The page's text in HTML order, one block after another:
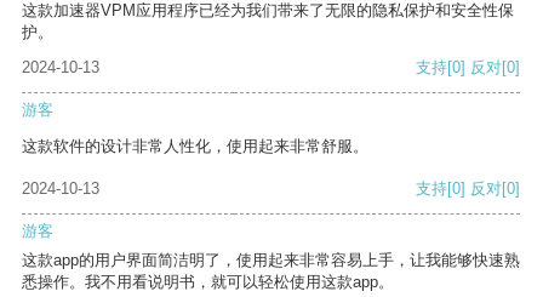
这款加速器VPM应用程序已经为我们带来了无限的隐私保护和安全性保
护。
2024-10-13
支持[0] 反对[0]
游客
这款软件的设计非常人性化，使用起来非常舒服。
2024-10-13 支持[0] 反对[0]
游客
这款app的用户界面简洁明了，使用起来非常容易上手，让我能够快速熟
悉操作。我不用看说明书，就可以轻松使用这款app。